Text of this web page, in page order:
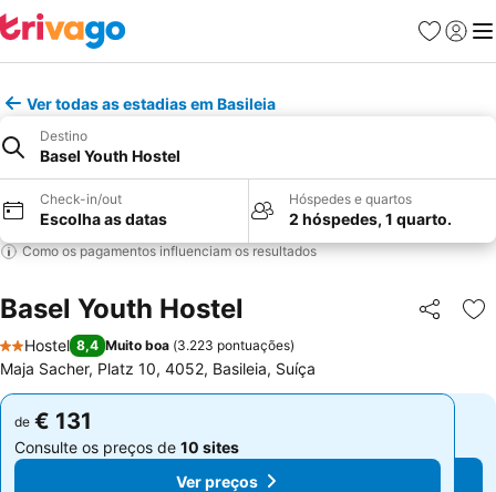
Favoritos
Iniciar
Ver todas as estadias em Basileia
Destino
Basel Youth Hostel
Check-in/out
Escolha as datas
Hóspedes e quartos
2 hóspedes, 1 quarto.
Como os pagamentos influenciam os resultados
Basel Youth Hostel Partilhar
2 Estrelas
Hostel 8,4 Muito boa (3.223 pontuações)
Maja Sacher, Platz 10, 4052, Basileia, Suíça
de € 131
Consulte os preços de 10 sites
Ver preços
de € 131
Consulte os preços de 10 sites
Ver preços